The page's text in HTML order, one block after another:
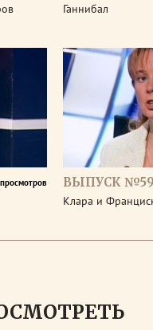
Ганнибал
ВЫПУСК
Клара и